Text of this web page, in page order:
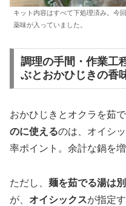
キット内容はすべて下処理済み。今
薬味が入っていました。
調理の手間・作業工
ぶとおかひじきの香
おかひじきとオクラを茹
のに使えるのは、オイシ
率ポイント。余計な鍋を
ただし、 麺を茹でる湯は
が、 オイシックスが指定